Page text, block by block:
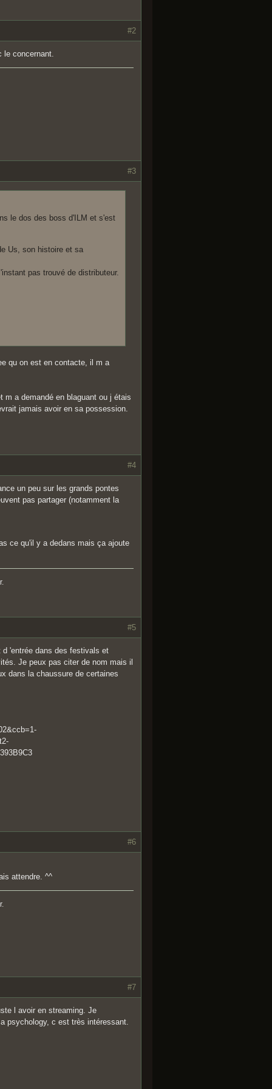
#2
concernant.
#3
le dos des boss d'ILM et s'est
Us, son histoire et sa
pas trouvé de distributeur.
qu on est en contacte, il m a
a demandé en blaguant ou j étais
jamais avoir en sa possession.
#4
un peu sur les grands pontes
pas partager (notamment la
ce qu'il y a dedans mais ça ajoute
#5
'entrée dans des festivals et
Je peux pas citer de nom mais il
dans la chaussure de certaines
#6
attendre. ^^
#7
l avoir en streaming. Je
psychology, c est très intéressant.